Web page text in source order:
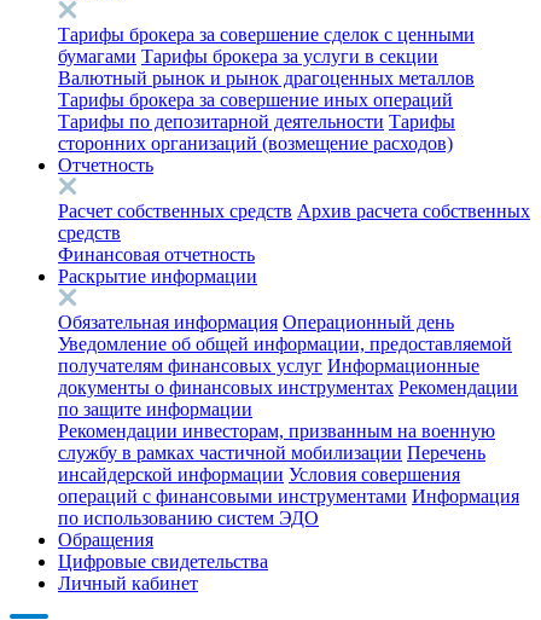
Тарифы брокера за совершение сделок с ценными
бумагами Тарифы брокера за услуги в секции
Валютный рынок и рынок драгоценных металлов
Тарифы брокера за совершение иных операций
Тарифы по депозитарной деятельности Тарифы
сторонних организаций (возмещение расходов)
Отчетность
Расчет собственных средств Архив расчета собственных
средств
Финансовая отчетность
Раскрытие информации
Обязательная информация Операционный день
Уведомление об общей информации, предоставляемой
получателям финансовых услуг Информационные
документы о финансовых инструментах Рекомендации
по защите информации
Рекомендации инвесторам, призванным на военную
службу в рамках частичной мобилизации Перечень
инсайдерской информации Условия совершения
операций с финансовыми инструментами Информация
по использованию систем ЭДО
Обращения
Цифровые свидетельства
Личный кабинет